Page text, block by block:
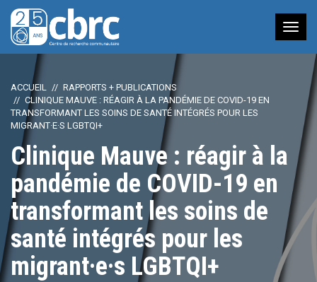
à
ACCUEIL
RAPPORTS + PUBLICATIONS
CLINIQUE MAUVE : RÉAGIR À LA PANDÉMIE DE COVID-19 EN
TRANSFORMANT LES SOINS DE SANTÉ INTÉGRÉS POUR LES
MIGRANT·E·S LGBTQI+
Clinique Mauve : réagir à la
pandémie de COVID-19 en
transformant les soins de
santé intégrés pour les
migrant·e·s LGBTQI+